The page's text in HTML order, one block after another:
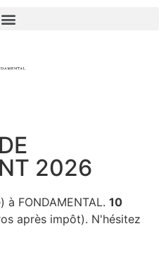
2026
FONDAMENTAL. 10
après impôt). N'hésitez